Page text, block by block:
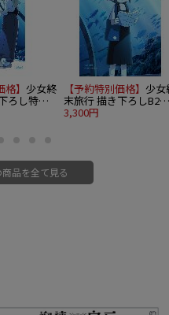
】 少女終
ろし特大
ユーリ/
【予約特別価格】 少女
末旅行 描き下ろしB2タ
ペストリー（チト/水族
3,300円
品を全て見る